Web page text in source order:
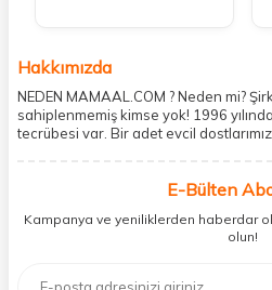
Hakkımızda
NEDEN MAMAAL.COM ? Neden mi?
sahiplenmemiş kimse yok! 1996
tecrübesi var. Bir adet evcil
mobil şubesi ile tüketicilerine en hızlı
etmektedir. Havale-EFT ve kredi kartı
müşterilerini ödeme hususunda imkan
sorumluluğu kesinlikle es geçmeyerek,
yapılan her ürün için sokak
bağış işlemi gerçekleştirmektedir.
E-Bülten
Kampanya ve yeniliklerden haberdar
olun!